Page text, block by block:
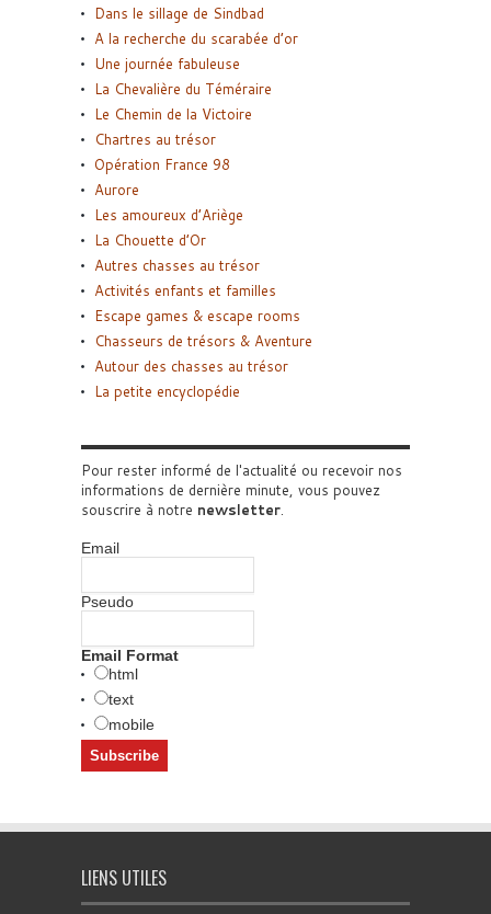
Dans le sillage de Sindbad
A la recherche du scarabée d’or
Une journée fabuleuse
La Chevalière du Téméraire
Le Chemin de la Victoire
Chartres au trésor
Opération France 98
Aurore
Les amoureux d’Ariège
La Chouette d’Or
Autres chasses au trésor
Activités enfants et familles
Escape games & escape rooms
Chasseurs de trésors & Aventure
Autour des chasses au trésor
La petite encyclopédie
Pour rester informé de l'actualité ou recevoir nos
informations de dernière minute, vous pouvez
souscrire à notre newsletter.
Email
Pseudo
Email Format
html
text
mobile
LIENS UTILES